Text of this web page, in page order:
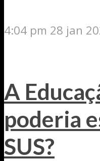
4:04 pm 28 jan
A
poderia
SUS?